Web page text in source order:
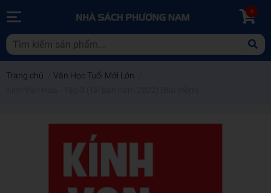
0
Trang chủ Văn Học Tuổi Mới Lớn